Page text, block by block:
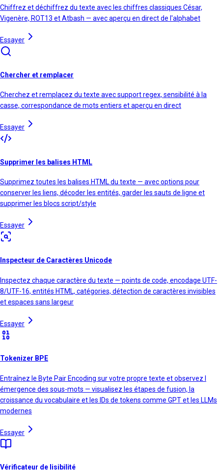
Chiffrez et déchiffrez du texte avec les chiffres classiques César,
Vigenère, ROT13 et Atbash — avec aperçu en direct de l'alphabet
Essayer
Chercher et remplacer
Cherchez et remplacez du texte avec support regex, sensibilité à la
casse, correspondance de mots entiers et aperçu en direct
Essayer
Supprimer les balises HTML
Supprimez toutes les balises HTML du texte — avec options pour
conserver les liens, décoder les entités, garder les sauts de ligne et
supprimer les blocs script/style
Essayer
Inspecteur de Caractères Unicode
Inspectez chaque caractère du texte — points de code, encodage UTF-
8/UTF-16, entités HTML, catégories, détection de caractères invisibles
et espaces sans largeur
Essayer
Tokenizer BPE
Entraînez le Byte Pair Encoding sur votre propre texte et observez l
émergence des sous-mots — visualisez les étapes de fusion, la
croissance du vocabulaire et les IDs de tokens comme GPT et les LLMs
modernes
Essayer
Vérificateur de lisibilité